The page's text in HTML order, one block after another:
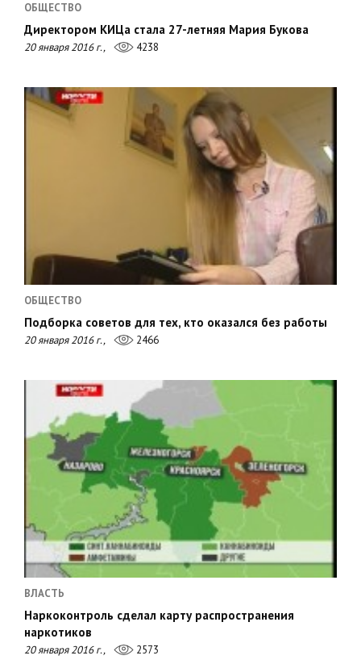
ОБЩЕСТВО
Директором КИЦа стала 27-летняя Мария Букова
20 января 2016 г., 4238
ОБЩЕСТВО
Подборка советов для тех, кто оказался без работы
20 января 2016 г., 2466
ВЛАСТЬ
Наркоконтроль сделал карту распространения
наркотиков
20 января 2016 г., 2573